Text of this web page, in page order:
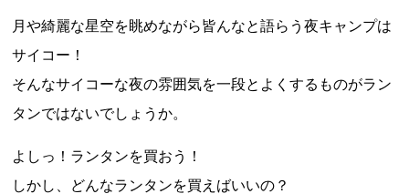
月や綺麗な星空を眺めながら皆んなと語らう夜キャンプは
サイコー！
そんなサイコーな夜の雰囲気を一段とよくするものがラン
タンではないでしょうか。
よしっ！ランタンを買おう！
しかし、どんなランタンを買えばいいの？